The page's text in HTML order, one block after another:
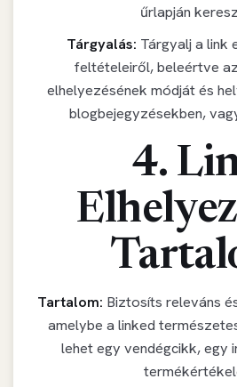
űrlapján
Tárgyalás: Tárgyalj a link
feltételeiről, beleértve
elhelyezésének módját és
blogbejegyzésekben,
4.
Tartalom: Biztosíts releváns
amelybe a linked
lehet egy vendégcikk, egy